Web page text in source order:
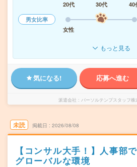
20代
30代 40
男女比率
女性
もっと見る
気になる! 応募へ進む
派遣会社 パーソルテンプスタッフ
未読 掲載日 2026/08/08
【コンサル大手！】人事部
グローバルな環境